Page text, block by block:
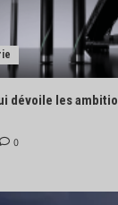
dévoile les
0